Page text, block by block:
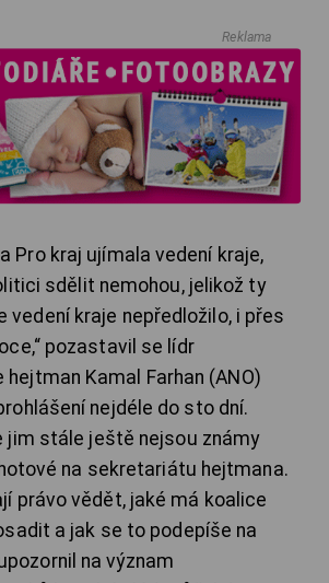
Reklama
Pro kraj ujímala vedení kraje,
sdělit nemohou, jelikož ty
vedení kraje nepředložilo, i přes
pozastavil se lídr
Kamal Farhan (ANO)
nejdéle do sto dní.
jim stále ještě nejsou známy
na sekretariátu hejtmana.
právo vědět, jaké má koalice
a jak se to podepíše na
na význam